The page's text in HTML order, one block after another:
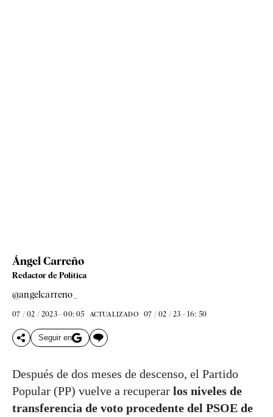
Ángel Carreño
Redactor de Política
@angelcarreno_
07 / 02 / 2023 - 00: 05 ACTUALIZADO 07 / 02 / 23 - 16: 50
Seguir en
Después de dos meses de descenso, el Partido
Popular (PP) vuelve a recuperar los niveles de
transferencia de voto procedente del PSOE de